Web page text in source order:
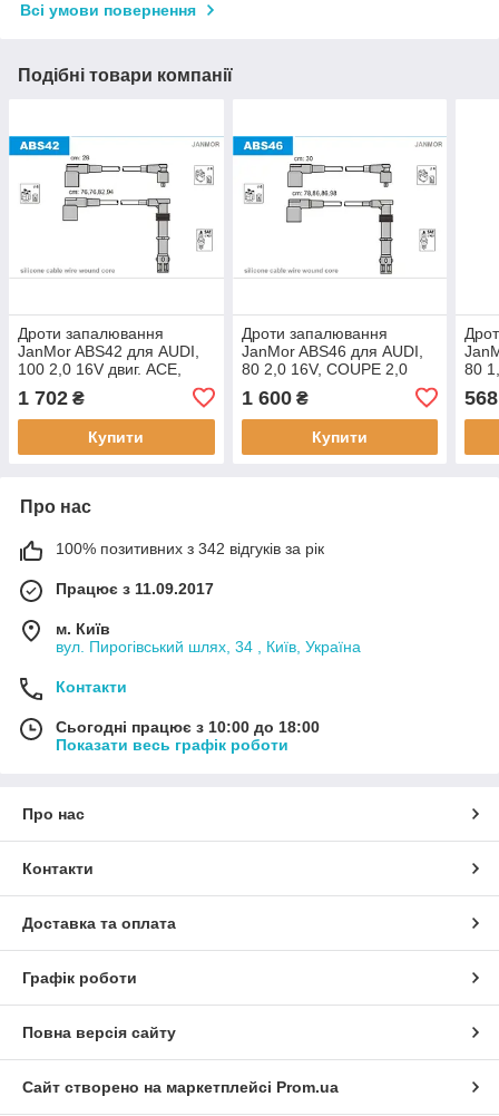
Всі умови повернення
Подібні товари компанії
Дроти запалювання
JanMor ABS42 для AUDI,
100 2,0 16V двиг. ACE,
COUPE 2,0 16V двиг. ACE
1 702 ₴
Купити
Дроти запалювання
JanMor ABS46 для AUDI,
80 2,0 16V, COUPE 2,0
1 600₴
Купити
80
GT
568
Про нас
100% позитивних з 342 відгуків за рік
Працює з 11.09.2017
м. Київ
вул. Пирогівський шлях, 34 , Київ, Україна
Контакти
Сьогодні працює з 10:00 до 18:00
Показати весь графік роботи
Про нас
Контакти
Доставка та оплата
Графік роботи
Повна версія сайту
Сайт створено на маркетплейсі Prom.ua